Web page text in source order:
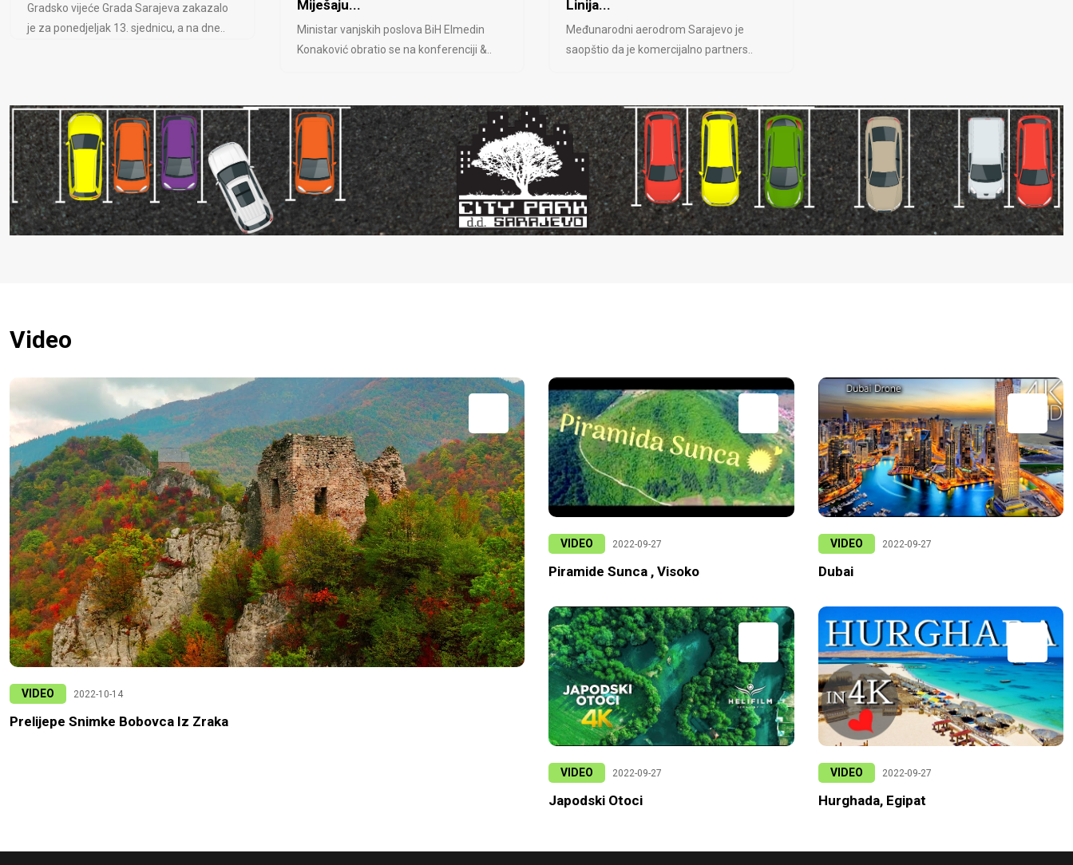
Gradsko vijeće Grada Sarajeva zakazalo
je za ponedjeljak 13. sjednicu, a na dne..
Miješaju...
Ministar vanjskih poslova BiH Elmedin
Konaković obratio se na konferenciji &..
Linija...
Međunarodni aerodrom Sarajevo je
saopštio da je komercijalno partners..
Video
VIDEO 2022-10-14
Prelijepe Snimke Bobovca Iz Zraka
VIDEO 2022-09-27
Piramide Sunca , Visoko
VIDEO 2022-09-27
Japodski Otoci
VIDEO 2022-09-27
Dubai
VIDEO 2022-09-27
Hurghada, Egipat